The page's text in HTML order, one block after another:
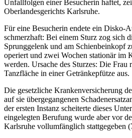
Unfallfolgen einer Besucherin haftet,
Oberlandesgerichts Karlsruhe.
Für eine Besucherin endete ein Disko-
schmerzhaft: Bei einem Sturz zog sich
Sprunggelenk und am Schienbeinkopf
operiert und zwei Wochen stationär im
werden. Ursache des Sturzes: Die Frau
Tanzfläche in einer Getränkepfütze aus.
Die gesetzliche Krankenversicherung
auf sie übergegangenen
der ersten Instanz scheiterte dieses
eingelegten Berufung wurde aber vor
Karlsruhe vollumfänglich stattgegeben